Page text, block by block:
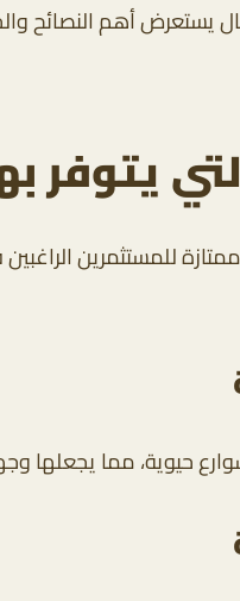
أهم النصائح
يتوفر
للمستثمرين
حيوية، مما يجعلها